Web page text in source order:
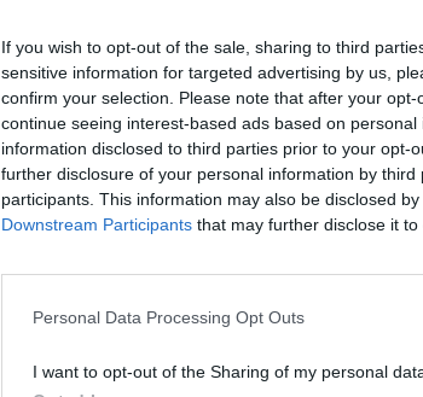
If you wish to opt-out of the sale, sharing to third
sensitive information for targeted advertising by us,
confirm your selection. Please note that after your
continue seeing interest-based ads based on
information disclosed to third parties prior to your opt-
further disclosure of your personal information by third
participants. This information may also be disclosed
Downstream Participants that may further disclose it to
Personal Data Processing Opt Outs
I want to opt-out of the Sharing of my personal
L’Ensemble Fiarì,diretto da Marilena
con sincronizzazione di precisione
saxofonisti del ‘SaXemble’ di Zurigo e
ciascuno da una videocamera mobile
fronte all’ingresso del Palazzo e,
terminare così l’esecuzione insieme
‘Grazie a questo esperimento
tecnologie della comunicazione
è solo ‘al servizio’ dell’idea